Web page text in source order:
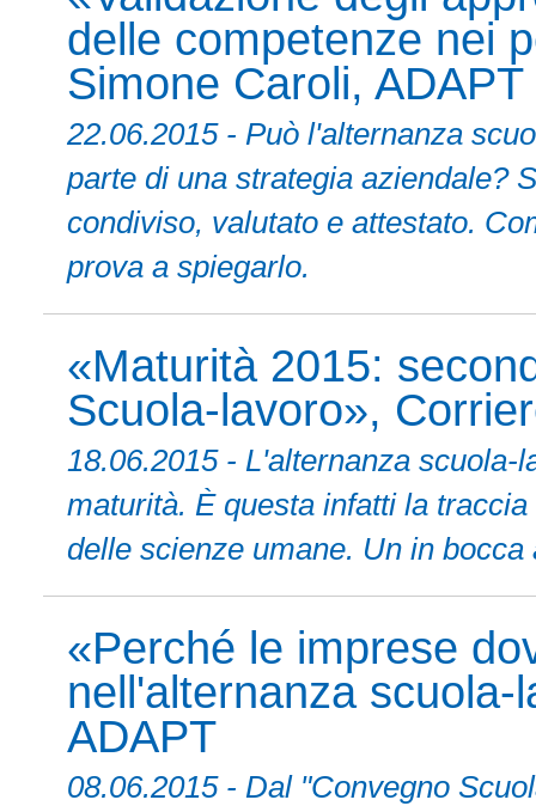
delle competenze nei
Simone Caroli, ADAPT
22.06.2015 - Può l'alternanza
parte di una strategia aziendale?
condiviso, valutato e attestato.
prova a spiegarlo.
«Maturità 2015:
Scuola-lavoro»,
18.06.2015 - L'alternanza
maturità. È questa infatti la
delle scienze umane. Un in
«Perché le imprese
nell'alternanza
ADAPT
08.06.2015 - Dal "Convegno